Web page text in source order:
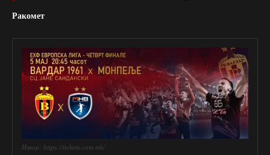
Ракомет
Извор: https://ticketx.com.mk/